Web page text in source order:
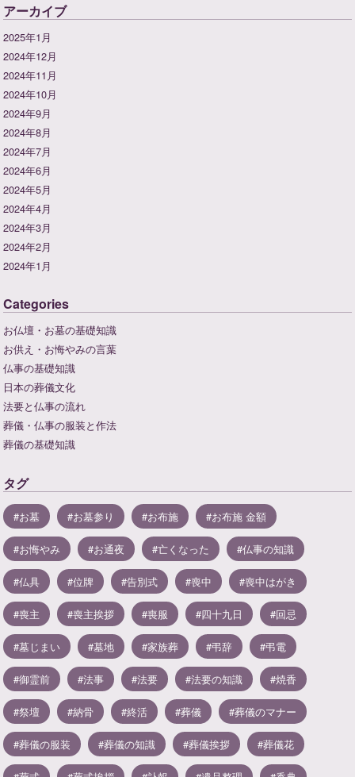
アーカイブ
2025年1月
2024年12月
2024年11月
2024年10月
2024年9月
2024年8月
2024年7月
2024年6月
2024年5月
2024年4月
2024年3月
2024年2月
2024年1月
Categories
お仏壇・お墓の基礎知識
お供え・お悔やみの言葉
仏事の基礎知識
日本の葬儀文化
法要と仏事の流れ
葬儀・仏事の服装と作法
葬儀の基礎知識
タグ
お墓 お墓参り お布施 お布施 金額
お悔やみ お通夜 亡くなった 仏事の知識
仏具 位牌 告別式 喪中 喪中はがき
喪主 喪主挨拶 喪服 四十九日 回忌
墓じまい 墓地 家族葬 弔辞 弔電
御霊前 法事 法要 法要の知識 焼香
祭壇 納骨 終活 葬儀 葬儀のマナー
葬儀の服装 葬儀の知識 葬儀挨拶 葬儀花